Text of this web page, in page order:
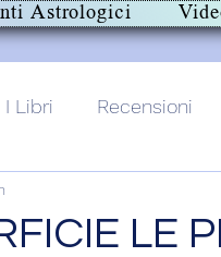
Astrologici
I Libri Recensioni
LE